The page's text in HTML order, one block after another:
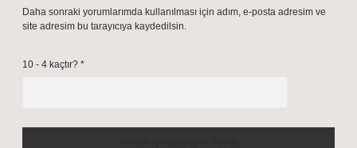
Daha sonraki yorumlarımda kullanılması için adım, e-posta adresim ve
site adresim bu tarayıcıya kaydedilsin.
10 - 4 kaçtır? *